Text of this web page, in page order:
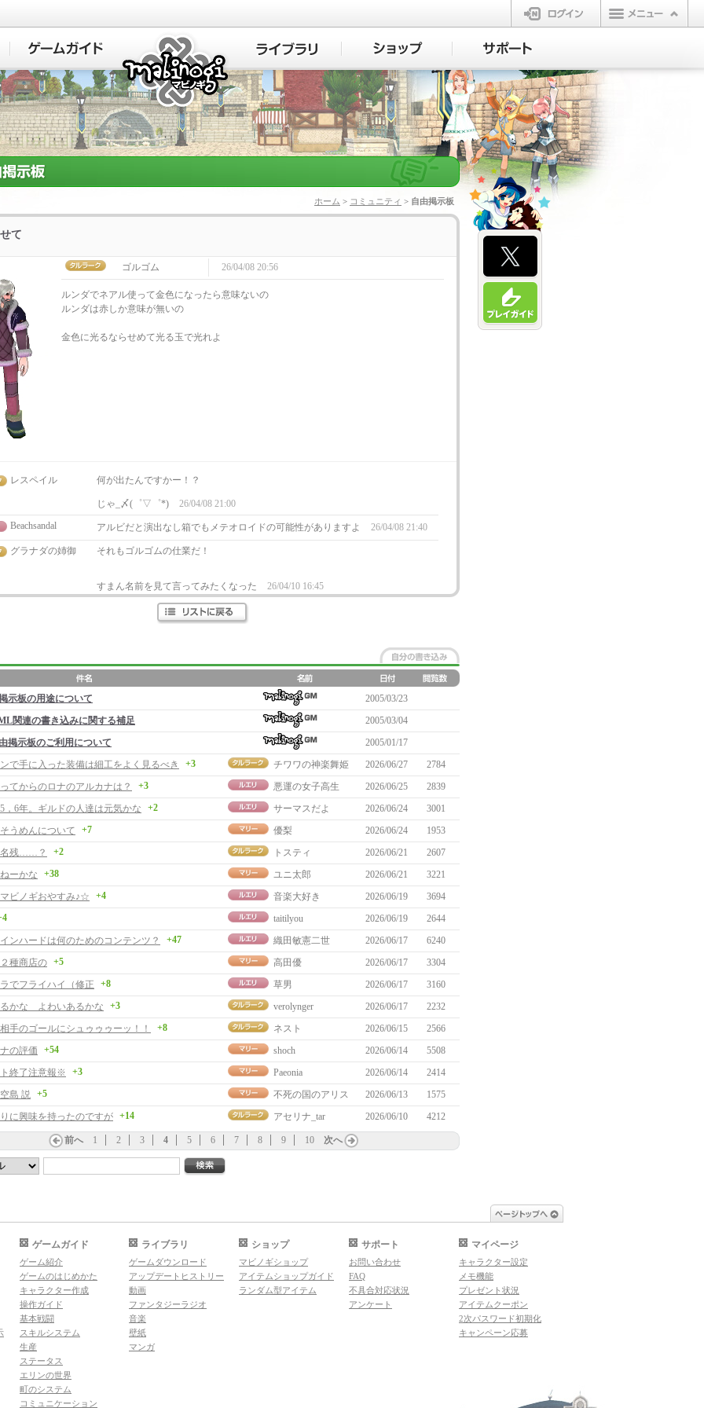
ログイン
マビノギ
ホーム > コミュニティ > 自由掲示板
て
ゴルゴム 26/04/08 20:56
ルンダでネアル使って金色になったら意味ないの
ルンダは赤しか意味が無いの
金色に光るならせめて光る玉で光れよ
レスペイル 何が出たんですかー！？
じゃ_〆(゜▽゜*)
26/04/08 21:00
Beachsandal
アルビだと演出なし箱でもメテオロイドの可能性がありますよ 26/04/08 21:40
グラナダの姉御 それもゴルゴムの仕業だ！
すまん名前を見て言ってみたくなった 26/04/10 16:45
示板の用途について
2005/03/23
関連の書き込みに関する補足
2005/03/04
掲示板のご利用について
2005/01/17
で手に入った装備は細工をよく見るべき
+3 チワワの神楽舞姫 2026/06/27
2784
てからのロナのアルカナは？
+3 悪運の女子高生 2026/06/25
2839
，6年。ギルドの人達は元気かな
+2 サーマスだよ 2026/06/24
3001
うめんについて
+7 優梨 2026/06/24
1953
名残……？
+2 トスティ 2026/06/21
2607
ーかな
+38 ユニ太郎 2026/06/21
3221
ビノギおやすみ♪☆
+4 音楽大好き 2026/06/19
3694
taitilyou 2026/06/19
2644
ンハードは何のためのコンテンツ？
+47 織田敏憲二世 2026/06/17
6240
種商店の +5 高田優 2026/06/17
3304
でフライハイ（修正
+8 草男 2026/06/17
3160
かな よわいあるかな
+3 verolynger 2026/06/17
2232
手のゴールにシュゥゥゥーッ！！
+8 ネスト 2026/06/15
2566
の評価
+54 shoch 2026/06/14
5508
終了注意報※
+3 Paeonia 2026/06/14
2414
島 説 +5 不死の国のアリス 2026/06/13
1575
に興味を持ったのですが +14 アセリナ_tar 2026/06/10 4212
前へ 1 2 3 4 5 6 7 8 9 10 次へ
ゲームガイド
ゲーム紹介
ゲームのはじめかた
キャラクター作成
操作ガイド
基本戦闘
スキルシステム
生産
ステータス
エリンの世界
町のシステム
コミュニケーション
ライブラリ
ゲームダウンロード
アップデートヒストリー
動画
ファンタジーラジオ
音楽
壁紙
マンガ
ショップ
マビノギショップ
アイテムショップガイド
ランダム型アイテム
サポート
お問い合わせ
FAQ
不具合対応状況
アンケート
マイページ
キャラクター設定
メモ機能
プレゼント状況
アイテムクーポン
2次パスワード初期化
キャンペーン応募